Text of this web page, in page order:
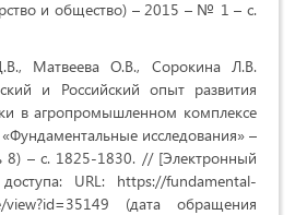
и общество) – 2015 – № 1 – с.
Матвеева О.В., Сорокина Л.В.
и Российский опыт развития
в агропромышленном комплексе
исследования» –
– с. 1825-1830. // [Электронный
URL: https://fundamental-
view?id=35149 (дата обращения